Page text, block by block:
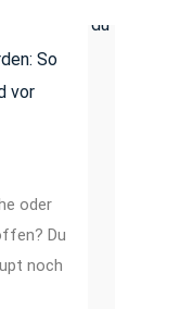
So
vor
oder
Du
noch